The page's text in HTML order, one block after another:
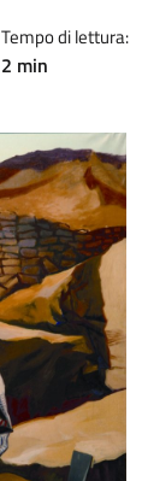
Tempo di lettura:
2 min